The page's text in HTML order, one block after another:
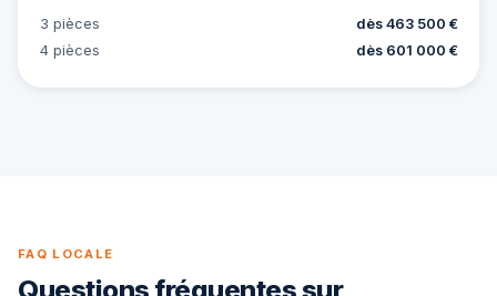
3 pièces
dès 463 500 €
4 pièces
dès 601 000 €
FAQ LOCALE